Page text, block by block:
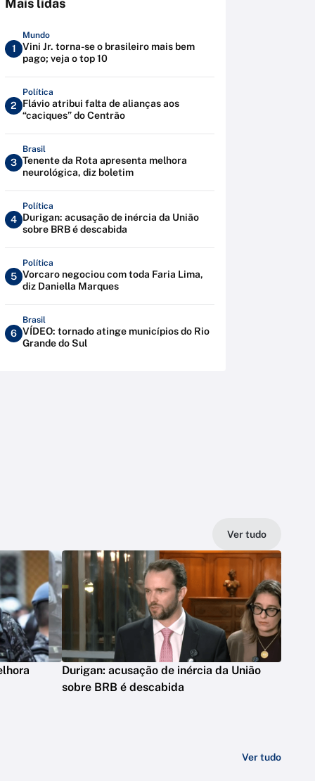
Mais lidas
1
Mundo
Vini Jr. torna-se o brasileiro mais bem
pago; veja o top 10
2
Política
Flávio atribui falta de alianças aos
“caciques” do Centrão
3
Brasil
Tenente da Rota apresenta melhora
neurológica, diz boletim
4
Política
Durigan: acusação de inércia da União
sobre BRB é descabida
5
Política
Vorcaro negociou com toda Faria Lima,
diz Daniella Marques
6
Brasil
VÍDEO: tornado atinge municípios do Rio
Grande do Sul
Ver tudo
Durigan: acusação de inércia da União
sobre BRB é descabida
Ver tudo